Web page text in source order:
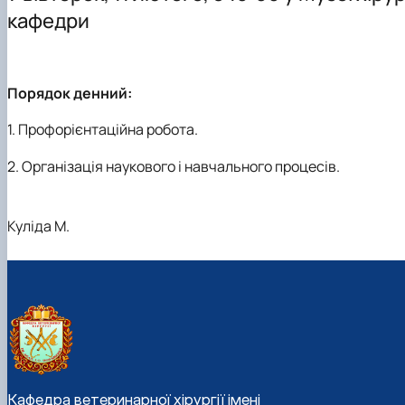
Навчально-наукові лабораторії
Збірники матеріалів конференцій
кафедри
Порядок денний:
1. Профорієнтаційна робота.
2. Організація наукового і навчального процесів.
Куліда М.
Кафедра ветеринарної хірургії імені